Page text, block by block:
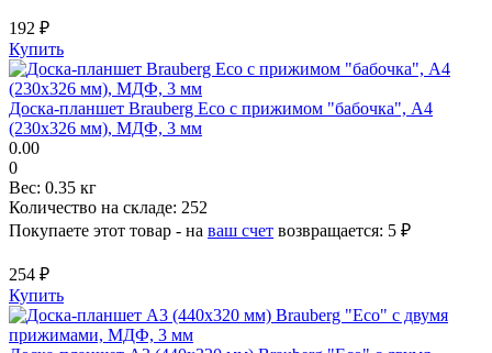
192 ₽
Купить
Доска-планшет Brauberg Eco с прижимом "бабочка", А4
(230х326 мм), МДФ, 3 мм
0.00
0
Вес: 0.35 кг
Количество на складе: 252
Покупаете этот товар - на ваш счет возвращается: 5 ₽
254 ₽
Купить